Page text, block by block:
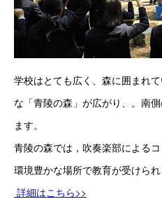
学校はとても広く、森に囲まれ
な「青陵の森」が広がり、。南
ます。
青陵の森では，吹奏楽部による
環境豊かな場所で教育が受けられ
詳細はこちら>>